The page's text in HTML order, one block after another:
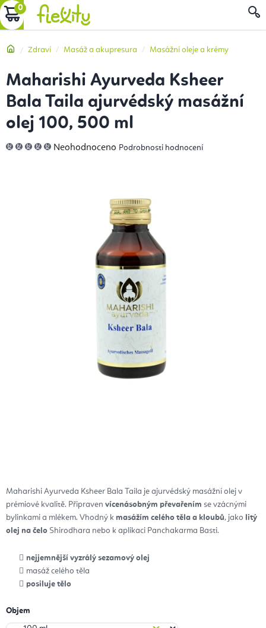
Přejít
na
NÁKUPNÍ
DomůZdraví Masáž a akupresura Masážní oleje a krémy
Maharishi Ayurveda Ksheer Bala Taila je ajurvédský masážní olej v
prémiové kvalitě. Připraven vícenásobným převařením se vzácnými
bylinkami a mlékem. Vhodný k masážím celého těla a kloubů, jako
litý
olej na čelo Shirodhara nebo k aplikaci Panchakarma Basti.
nejjemnější vyzrálý sezamový olej
masáž celého těla
posiluje tělo
Objem
Maharishi Ayurveda Ksheer
Bala Taila ajurvédský masážní
olej 100, 500 ml
Průměrné
hodnocení
Neohodnoceno Podrobnosti hodnocení